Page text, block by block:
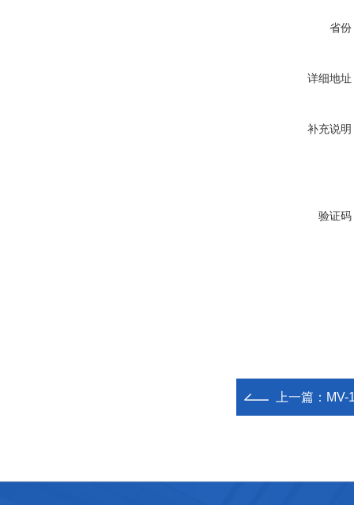
省份
详细地址
补充说明
验证码
上一篇： MV-